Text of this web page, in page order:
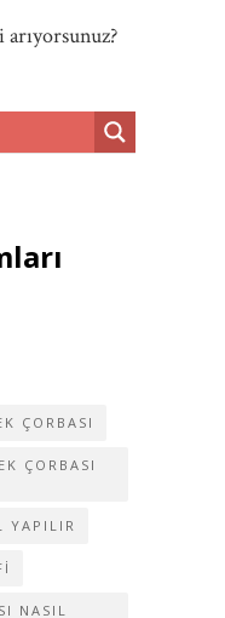
ÇORBASI
ÇORBASI
YAPILIR
NASIL